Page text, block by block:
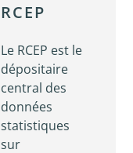
RCEP
Le RCEP est le
dépositaire
central des
données
statistiques
sur